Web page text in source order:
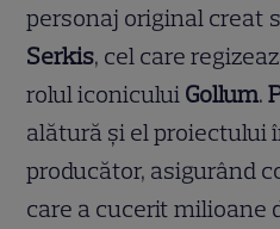
personaj original creat
Serkis, cel care
rolul iconicului Gollum.
alătură și el proiectului
producător, asigurând
care a cucerit milioane